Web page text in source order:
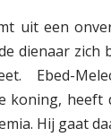
uit een
dienaar zich
Ebed-
koning, heeft
Hij gaat